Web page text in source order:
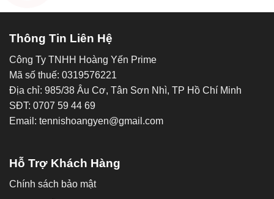
Thông Tin Liên Hệ
Công Ty TNHH Hoàng Yến Prime
Mã số thuế: 0319576221
Địa chỉ: 985/38 Âu Cơ, Tân Sơn Nhì, TP Hồ Chí Minh
SĐT: 0707 59 44 69
Email: tennishoangyen@gmail.com
Hỗ Trợ Khách Hàng
Chính sách bảo mật